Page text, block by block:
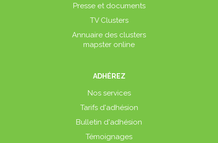
Presse et documents
TV Clusters
Annuaire des clusters
mapster online
ADHÉREZ
Nos services
Tarifs d'adhésion
Bulletin d'adhésion
Témoignages